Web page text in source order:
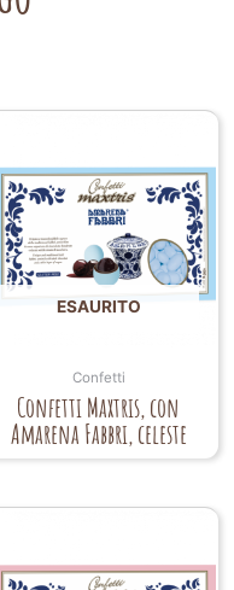
ESAURITO
Confetti
Confetti Maxtris, con
Amarena Fabbri, celeste